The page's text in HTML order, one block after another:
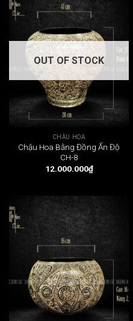
OUT OF STOCK
CHẬU HOA
Chậu Hoa Bằng Đồng Ấn Độ
CH-8
12.000.000₫